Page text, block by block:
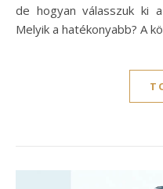
de hogyan válasszuk ki
Melyik a hatékonyabb? A